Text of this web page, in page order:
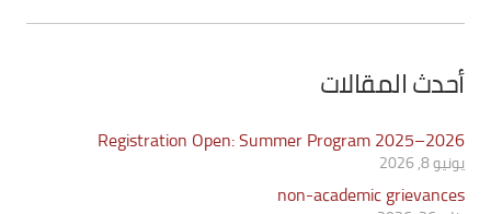
أحدث المقالات
Registration Open: Summer Program 2025–2026
يونيو 8, 2026
non-academic grievances